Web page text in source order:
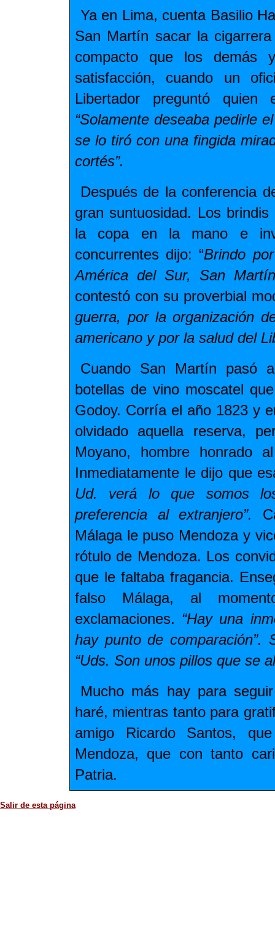
Ya en Lima, cuenta Basilio
San Martín sacar la
compacto que los demás
satisfacción, cuando un
Libertador preguntó
“Solamente deseaba pedirle
se lo tiró con una fingida
cortés”.
Después de la conferencia
gran suntuosidad. Los
la copa en la mano e
concurrentes dijo: “Brindo
América del Sur, San
contestó con su proverbial
guerra, por la organización
americano y por la salud del
Cuando San Martín pasó
botellas de vino moscatel
Godoy. Corría el año 1823 y
olvidado aquella reserva,
Moyano, hombre honrado
Inmediatamente le dijo que
Ud. verá lo que somos
preferencia al extranjero”.
Málaga le puso Mendoza y
rótulo de Mendoza. Los
que le faltaba fragancia.
falso Málaga, al
exclamaciones. “Hay una
hay punto de
“Uds. Son unos pillos que se
Mucho más hay para
haré, mientras tanto para
amigo Ricardo Santos,
Mendoza, que con tanto
Patria.
Salir de esta página